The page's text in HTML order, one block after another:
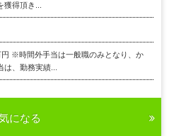
得頂き...
※時間外手当は一般職のみとなり、か
、勤務実績...
になる